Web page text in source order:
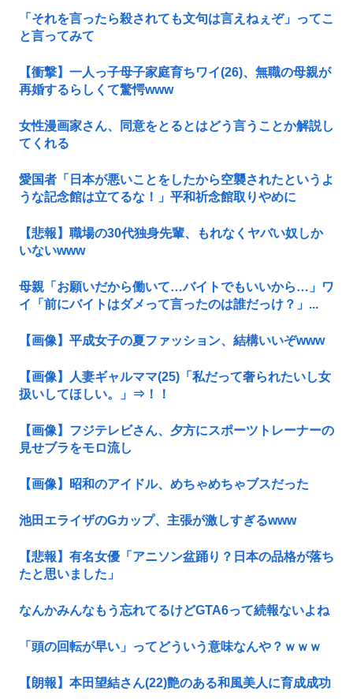
「それを言ったら殺されても文句は言えねぇぞ」ってこ
と言ってみて
【衝撃】一人っ子母子家庭育ちワイ(26)、無職の母親が
再婚するらしくて驚愕www
女性漫画家さん、同意をとるとはどう言うことか解説し
てくれる
愛国者「日本が悪いことをしたから空襲されたというよ
うな記念館は立てるな！」平和祈念館取りやめに
【悲報】職場の30代独身先輩、もれなくヤバい奴しか
いないwww
母親「お願いだから働いて…バイトでもいいから…」ワ
イ「前にバイトはダメって言ったのは誰だっけ？」...
【画像】平成女子の夏ファッション、結構いいぞwww
【画像】人妻ギャルママ(25)「私だって奢られたいし女
扱いしてほしい。」⇒！！
【画像】フジテレビさん、夕方にスポーツトレーナーの
見せブラをモロ流し
【画像】昭和のアイドル、めちゃめちゃブスだった
池田エライザのGカップ、主張が激しすぎるwww
【悲報】有名女優「アニソン盆踊り？日本の品格が落ち
たと思いました」
なんかみんなもう忘れてるけどGTA6って続報ないよね
「頭の回転が早い」ってどういう意味なんや？ｗｗｗ
【朗報】本田望結さん(22)艶のある和風美人に育成成功